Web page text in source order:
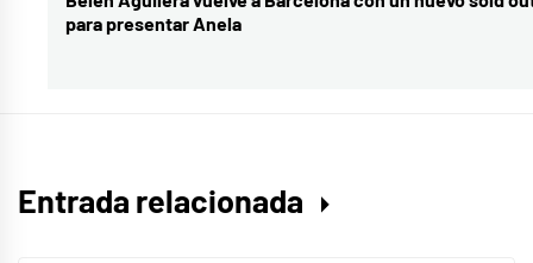
2025,
siguiente:
para presentar Anela
Entrada relacionada